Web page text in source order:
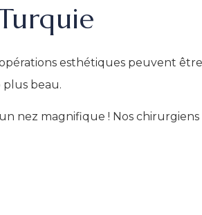
esthétiques peuvent
beau.
nez magnifique ! Nos chirurgiens